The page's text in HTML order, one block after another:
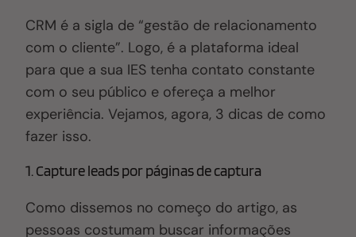
CRM é a sigla de “gestão de relacionamento
com o cliente”. Logo, é a plataforma ideal
para que a sua IES tenha contato constante
com o seu público e ofereça a melhor
experiência. Vejamos, agora, 3 dicas de como
fazer isso.
1. Capture leads por páginas de captura
Como dissemos no começo do artigo, as
pessoas costumam buscar informações